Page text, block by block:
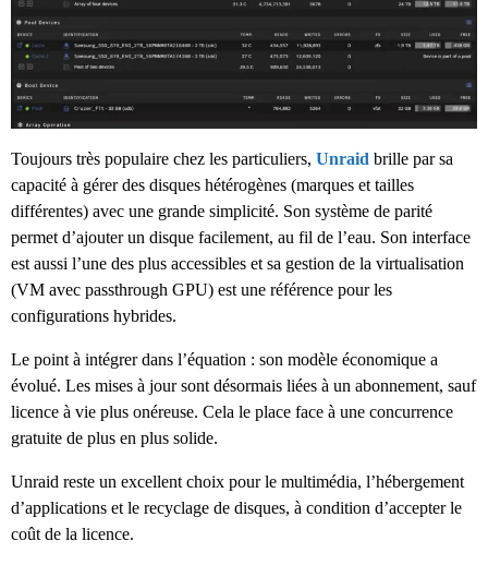
Toujours très populaire chez les particuliers, Unraid brille par sa
capacité à gérer des disques hétérogènes (marques et tailles
différentes) avec une grande simplicité. Son système de parité
permet d’ajouter un disque facilement, au fil de l’eau. Son interface
est aussi l’une des plus accessibles et sa gestion de la virtualisation
(VM avec passthrough GPU) est une référence pour les
configurations hybrides.
Le point à intégrer dans l’équation : son modèle économique a
évolué. Les mises à jour sont désormais liées à un abonnement, sauf
licence à vie plus onéreuse. Cela le place face à une concurrence
gratuite de plus en plus solide.
Unraid reste un excellent choix pour le multimédia, l’hébergement
d’applications et le recyclage de disques, à condition d’accepter le
coût de la licence.